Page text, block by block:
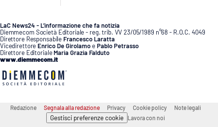
Food
Storie
LAC
NETWORK
LaC News24 - L’informazione che fa notizia
Diemmecom Società Editoriale - reg. trib. VV 23/05/1989 n°68 - R.O.C. 4049
Direttore Responsabile Francesco Laratta
Vicedirettore Enrico De GirolamoePablo Petrasso
Direttore Editoriale Maria Grazia Falduto
www.diemmecom.it
Redazione Segnala alla redazione Privacy Cookie policy Note legali
Gestisci preferenze cookie Lavora con noi